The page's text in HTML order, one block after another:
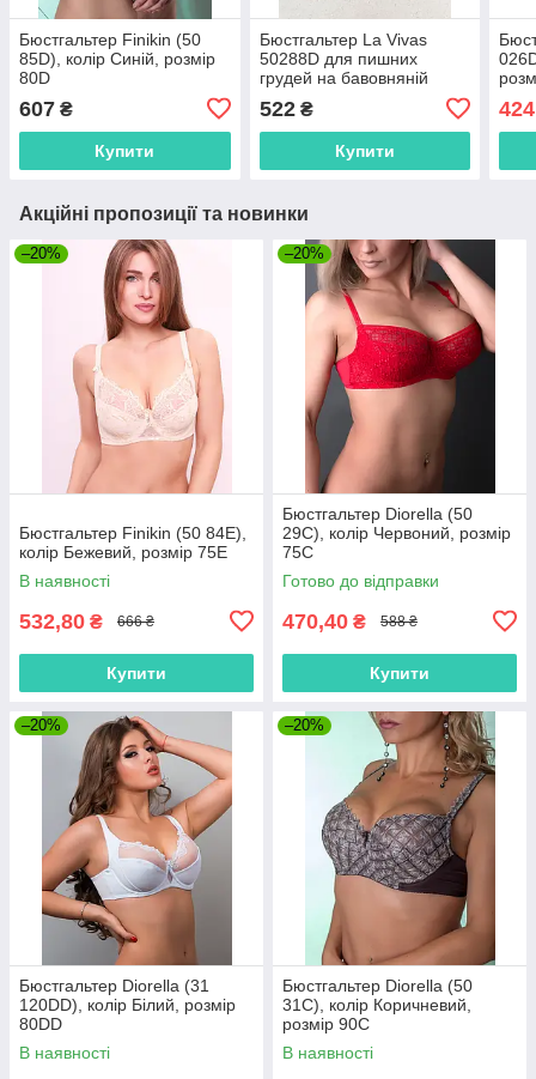
Бюстгальтер Finikin (50
85D), колір Синій, розмір
80D
607 ₴
Купити
Бюстгальтер La Vivas
50288D для пишних
грудей на бавовняній
розмір 90D
522₴
Купити
424
Акційні пропозиції та новинки
–20%
Бюстгальтер Finikin (50 84E),
колір Бежевий, розмір 75E
В наявності
532,80 ₴ 666 ₴
Купити
–20%
Бюстгальтер Diorella (50
29C), колір Червоний, розмір
75C
Готово до відправки
470,40 ₴ 588 ₴
Купити
–20%
Бюстгальтер Diorella (31
120DD), колір Білий, розмір
80DD
В наявності
–20%
Бюстгальтер Diorella (50
31C), колір Коричневий,
розмір 90C
В наявності